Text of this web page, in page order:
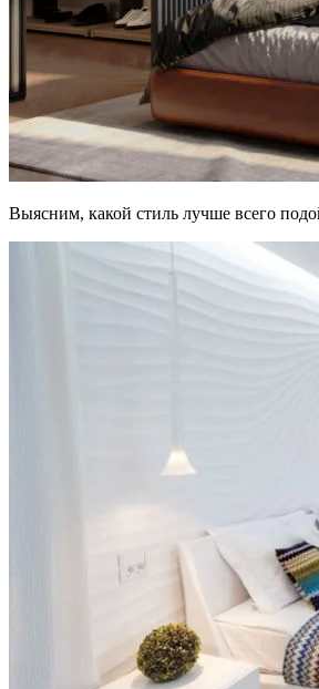
Выясним, какой стиль лучше всего